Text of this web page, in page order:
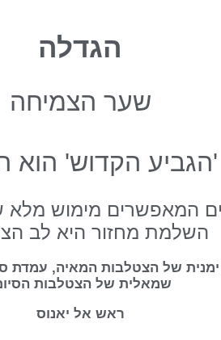
הגדלה
שער הצמיחה
'הגביע הקדוש' הוא
המאפשרים מימוש מלא
השלמת מחזור היא לב
ימנית של הצטלבות המאיה, עמדת
שמאלית של הצטלבות
ראש אל יאנוס